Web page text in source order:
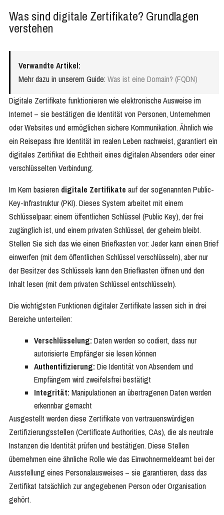
Was sind digitale Zertifikate? Grundlagen
verstehen
Verwandte Artikel:
Mehr dazu in unserem Guide: Was ist eine Domain? (FQDN)
Digitale Zertifikate funktionieren wie elektronische Ausweise im
Internet – sie bestätigen die Identität von Personen, Unternehmen
oder Websites und ermöglichen sichere Kommunikation. Ähnlich wie
ein Reisepass Ihre Identität im realen Leben nachweist, garantiert ein
digitales Zertifikat die Echtheit eines digitalen Absenders oder einer
verschlüsselten Verbindung.
Im Kern basieren digitale Zertifikate auf der sogenannten Public-
Key-Infrastruktur (PKI). Dieses System arbeitet mit einem
Schlüsselpaar: einem öffentlichen Schlüssel (Public Key), der frei
zugänglich ist, und einem privaten Schlüssel, der geheim bleibt.
Stellen Sie sich das wie einen Briefkasten vor: Jeder kann einen Brief
einwerfen (mit dem öffentlichen Schlüssel verschlüsseln), aber nur
der Besitzer des Schlüssels kann den Briefkasten öffnen und den
Inhalt lesen (mit dem privaten Schlüssel entschlüsseln).
Die wichtigsten Funktionen digitaler Zertifikate lassen sich in drei
Bereiche unterteilen:
Verschlüsselung: Daten werden so codiert, dass nur
autorisierte Empfänger sie lesen können
Authentifizierung: Die Identität von Absendern und
Empfängern wird zweifelsfrei bestätigt
Integrität: Manipulationen an übertragenen Daten werden
erkennbar gemacht
Ausgestellt werden diese Zertifikate von vertrauenswürdigen
Zertifizierungsstellen (Certificate Authorities, CAs), die als neutrale
Instanzen die Identität prüfen und bestätigen. Diese Stellen
übernehmen eine ähnliche Rolle wie das Einwohnermeldeamt bei der
Ausstellung eines Personalausweises – sie garantieren, dass das
Zertifikat tatsächlich zur angegebenen Person oder Organisation
gehört.